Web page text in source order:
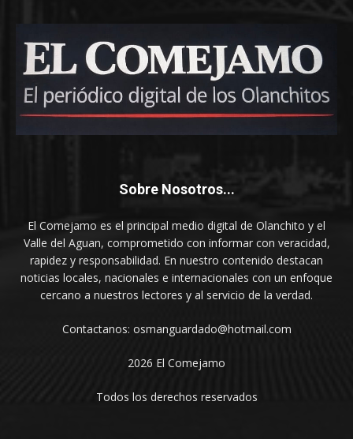
Sobre Nosotros...
El Comejamo es el principal medio digital de Olanchito y el
Valle del Aguan, comprometido con informar con veracidad,
rapidez y responsabilidad. En nuestro contenido destacan
noticias locales, nacionales e internacionales con un enfoque
cercano a nuestros lectores y al servicio de la verdad.
Contactanos: osmanguardado@hotmail.com
2026 El Comejamo
Todos los derechos reservados